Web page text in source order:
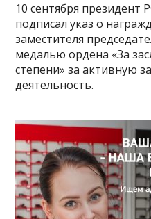
10 сентября
подписал указ о
заместителя
медалью ордена «За
степени» за активную
деятельность.